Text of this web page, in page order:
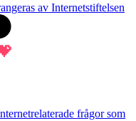
av Internetstiftelsen
frågor som